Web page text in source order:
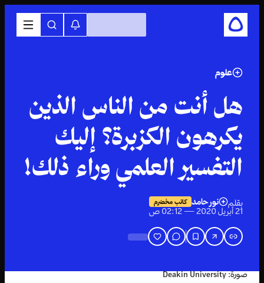
علوم
هل أنت من الناس الذين
يكرهون الكزبرة؟ إليك
التفسير العلمي وراء ذلك!
بقلم نور حامد كاتب مخضرم
21 أبريل 2020 — 02:12 ص
صورة: Deakin University